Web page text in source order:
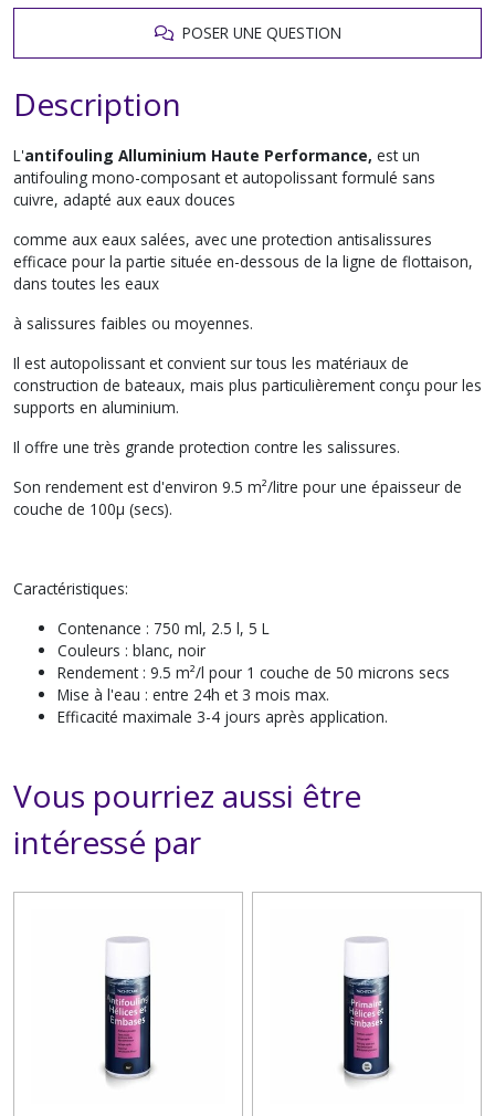
POSER UNE QUESTION
Description
L'antifouling Alluminium Haute Performance, est un
antifouling mono-composant et autopolissant formulé sans
cuivre, adapté aux eaux douces
comme aux eaux salées, avec une protection antisalissures
efficace pour la partie située en-dessous de la ligne de flottaison,
dans toutes les eaux
à salissures faibles ou moyennes.
Il est autopolissant et convient sur tous les matériaux de
construction de bateaux, mais plus particulièrement conçu pour les
supports en aluminium.
Il offre une très grande protection contre les salissures.
Son rendement est d'environ 9.5 m²/litre pour une épaisseur de
couche de 100µ (secs).
Caractéristiques:
Contenance : 750 ml, 2.5 l, 5 L
Couleurs : blanc, noir
Rendement : 9.5 m²/l pour 1 couche de 50 microns secs
Mise à l'eau : entre 24h et 3 mois max.
Efficacité maximale 3-4 jours après application.
Vous pourriez aussi être
intéressé par